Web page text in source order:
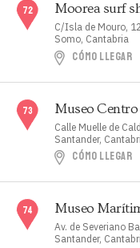
Moorea surf
C/Isla de Mouro,
Somo, Cantabria
CÓMO LLEGAR
Museo
Calle Muelle de
Santander,
CÓMO LLEGAR
Museo
Av. de Severiano
Santander,